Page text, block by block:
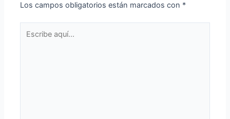
Los campos obligatorios están marcados con *
aquí...